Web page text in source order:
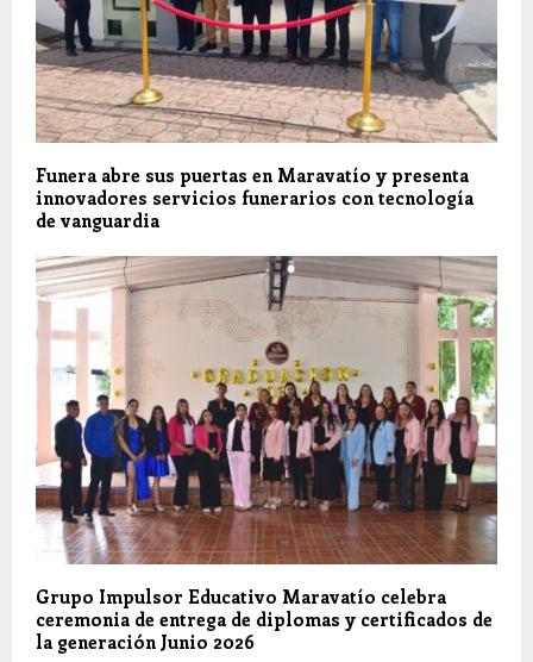
Funera abre sus puertas en Maravatío y presenta
innovadores servicios funerarios con tecnología
de vanguardia
Grupo Impulsor Educativo Maravatío celebra
ceremonia de entrega de diplomas y certificados de
la generación Junio 2026